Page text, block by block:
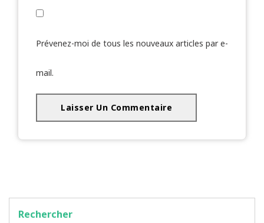
Prévenez-moi de tous les nouveaux articles par e-
mail.
Rechercher